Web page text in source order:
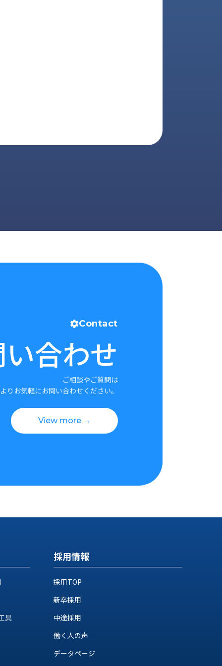
Contact
合わせ
ご相談やご質問は
りお気軽にお問い合わせください。
View more →
具
採用情報
採用TOP
新卒採用
中途採用
働く人の声
データページ